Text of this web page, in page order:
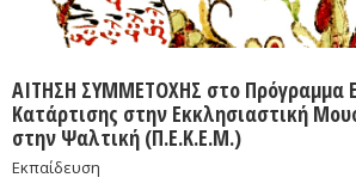
ΑΙΤΗΣΗ ΣΥΜΜΕΤΟΧΗΣ στο Πρόγραμμα
Κατάρτισης στην Εκκλησιαστική
στην Ψαλτική (Π.Ε.Κ.Ε.Μ.)
Εκπαίδευση